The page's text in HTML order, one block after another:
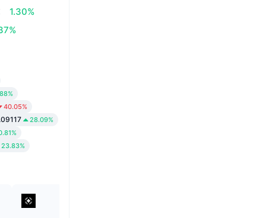
1.30%
40.05%
28.09%
23.83%